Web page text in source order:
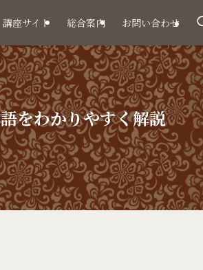
講座サイト 総合案内 お問い合わせ
をわかりやすく解説